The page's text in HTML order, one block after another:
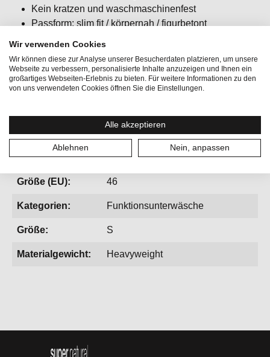
Kein kratzen und waschmaschinenfest
Passform: slim fit / körpernah / figurbetont
Geschlecht: Herren
Gewicht: 102 g, 105 g
Größe (EU): 46
Kategorien: Funktionsunterwäsche
Größe: S
Materialgewicht: Heavyweight
Wir verwenden Cookies
Wir können diese zur Analyse unserer Besucherdaten platzieren, um unsere
Webseite zu verbessern, personalisierte Inhalte anzuzeigen und Ihnen ein
großartiges Webseiten-Erlebnis zu bieten. Für weitere Informationen zu den
von uns verwendeten Cookies öffnen Sie die Einstellungen.
Alle akzeptieren
Ablehnen Nein, anpassen